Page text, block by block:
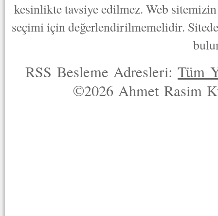
kesinlikte tavsiye edilmez. Web
seçimi için değerlendirilmemelidir.
RSS Besleme Adresleri:Tüm
©2026 Ahmet Rasim